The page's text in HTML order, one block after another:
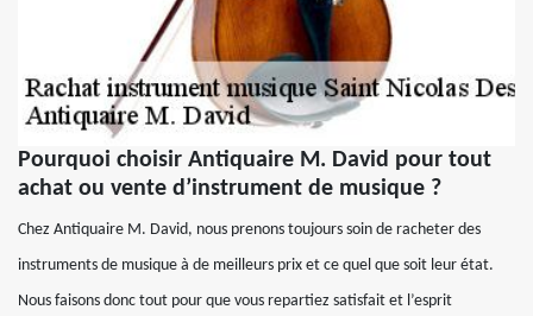
Pourquoi choisir Antiquaire M. David pour tout
achat ou vente d’instrument de musique ?
Chez Antiquaire M. David, nous prenons toujours soin de racheter des
instruments de musique à de meilleurs prix et ce quel que soit leur état.
Nous faisons donc tout pour que vous repartiez satisfait et l’esprit